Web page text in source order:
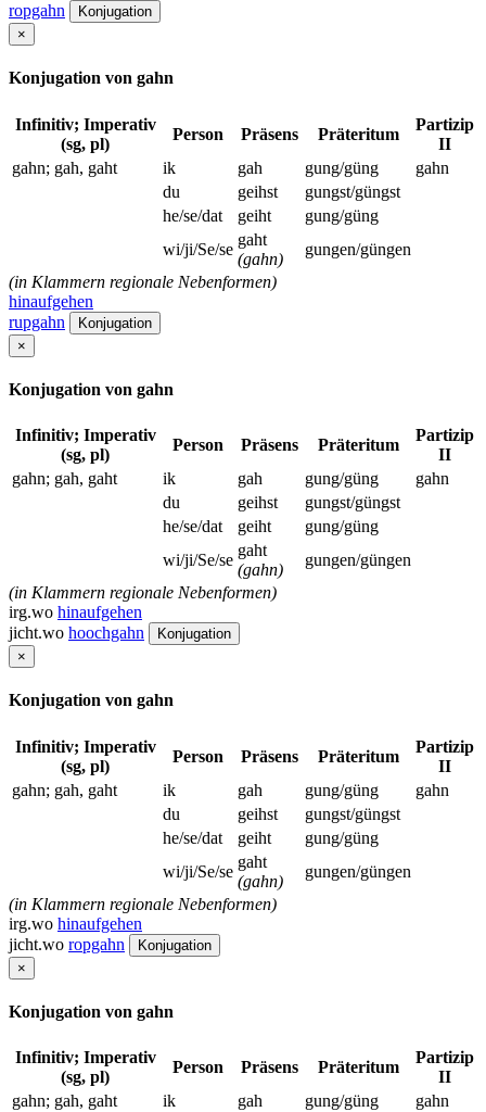
ropgahn
Konjugation
×
Konjugation von gahn
Infinitiv; Imperativ
(sg, pl)
Person Präsens Präteritum
Partizip
II
gahn; gah, gaht
ik gah gung/güng
gahn
du
geihst
gungst/güngst
he/se/dat
geiht
gung/güng
wi/ji/Se/se
gaht
(gahn)
gungen/güngen
(in Klammern regionale Nebenformen)
hinaufgehen
rupgahn
Konjugation
×
Konjugation von gahn
Infinitiv; Imperativ
(sg, pl)
Person Präsens Präteritum
Partizip
II
gahn; gah, gaht
ik gah gung/güng
gahn
du
geihst
gungst/güngst
he/se/dat
geiht
gung/güng
wi/ji/Se/se
gaht
(gahn)
gungen/güngen
(in Klammern regionale Nebenformen)
irg.wo hinaufgehen
jicht.wo hoochgahn
Konjugation
×
Konjugation von gahn
Infinitiv; Imperativ
(sg, pl)
Person Präsens Präteritum
Partizip
II
gahn; gah, gaht
ik gah gung/güng
gahn
du
geihst
gungst/güngst
he/se/dat
geiht
gung/güng
wi/ji/Se/se
gaht
(gahn)
gungen/güngen
(in Klammern regionale Nebenformen)
irg.wo hinaufgehen
jicht.wo ropgahn
Konjugation
×
Konjugation von gahn
Infinitiv; Imperativ
(sg, pl)
Person Präsens Präteritum
Partizip
II
gahn; gah, gaht
ik gah gung/güng
gahn